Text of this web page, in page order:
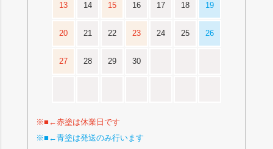
13 14 15 16 17 18 19
20 21 22 23 24 25 26
27 28 29 30
※■←赤塗は休業日です
※■←青塗は発送のみ行います